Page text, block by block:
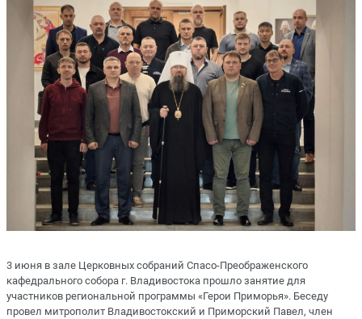
3 июня в зале Церковных собраний Спасо-Преображенского
кафедрального собора г. Владивостока прошло занятие для
участников региональной программы «Герои Приморья». Беседу
провел митрополит Владивостокский и Приморский Павел, член